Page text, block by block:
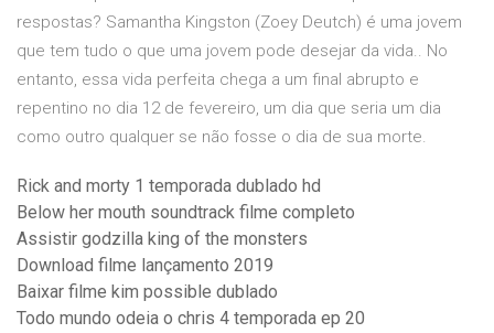
respostas? Samantha Kingston (Zoey Deutch) é uma jovem
que tem tudo o que uma jovem pode desejar da vida.. No
entanto, essa vida perfeita chega a um final abrupto e
repentino no dia 12 de fevereiro, um dia que seria um dia
como outro qualquer se não fosse o dia de sua morte.
Rick and morty 1 temporada dublado hd
Below her mouth soundtrack filme completo
Assistir godzilla king of the monsters
Download filme lançamento 2019
Baixar filme kim possible dublado
Todo mundo odeia o chris 4 temporada ep 20